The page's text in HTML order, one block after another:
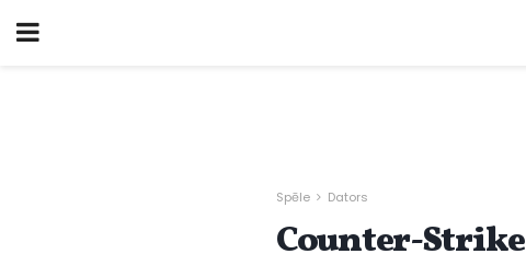
Spēle Dators
Counter-